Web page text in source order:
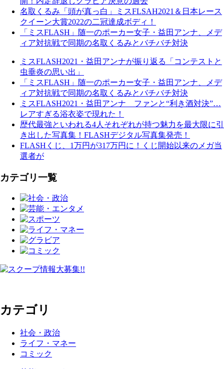
名取くるみ「頭が真っ白」ミスFLSAH2021＆日本レース
クイーン大賞2022の二冠達成ボディ！
「ミスFLASH」随一のポーカー女子・益田アンナ、メデ
ィア対抗戦で同期の名取くるみとバチバチ対決
ミスFLASH2021・益田アンナが振り返る「コンテストと
虫垂炎の思い出」
「ミスFLASH」随一のポーカー女子・益田アンナ、メデ
ィア対抗戦で同期の名取くるみとバチバチ対決
ミスFLASH2021・益田アンナ ファンと“利き酒対決”…
レアすぎる浴衣姿で現れた！
歴代最強といわれる4人それぞれが持つ魅力を最大限に引
き出した写真集！FLASHデジタル写真集発売！
FLASHくじ、1万円が317万円に！くじ開始以来のメガ当
選者が
カテゴリ一覧
カテゴリ
社会・政治
ライフ・マネー
コミック